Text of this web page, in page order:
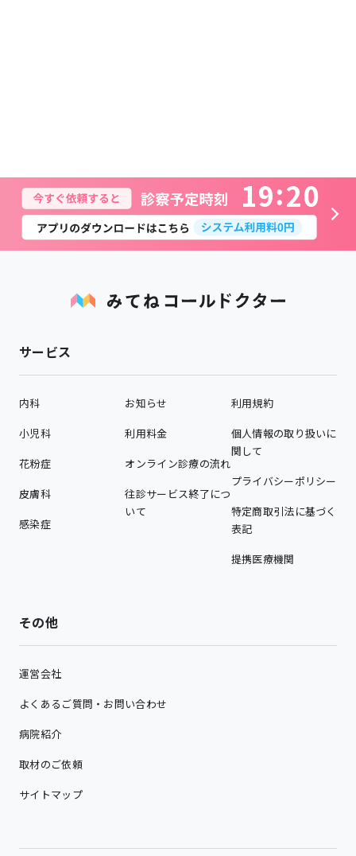
19 20
サービス
内科
小児科
花粉症
皮膚科
感染症
お知らせ
利用料金
オンライン診療の流れ
往診サービス終了につ
いて
利用規約
個人情報の取り扱いに
関して
プライバシーポリシー
特定商取引法に基づく
表記
提携医療機関
その他
運営会社
よくあるご質問・お問い合わせ
病院紹介
取材のご依頼
サイトマップ